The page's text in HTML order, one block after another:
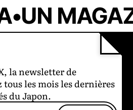
•UN
la newsletter de
tous les mois les dernières
du Japon.